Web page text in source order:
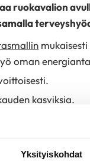
Yksityiskohdat
ruokavalion
oman
kasviksia.
vähentää
määrää.
ruokaon myös